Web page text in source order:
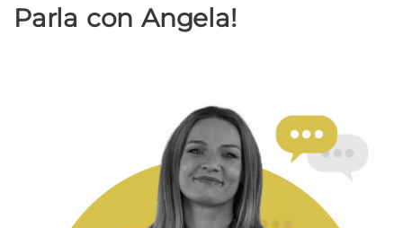
Parla con Angela!